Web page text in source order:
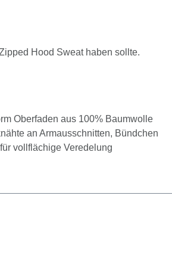
Hood Sweat haben sollte.
Oberfaden aus 100% Baumwolle
an Armausschnitten, Bündchen
vollflächige Veredelung